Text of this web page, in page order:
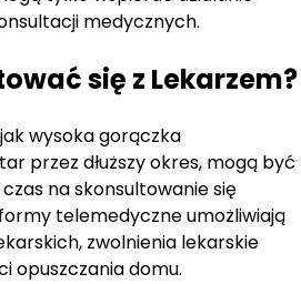
medycznych.
się z Lekarzem?
wysoka gorączka
przez dłuższy okres, mogą być
czas na skonsultowanie się
telemedyczne umożliwiają
zwolnienia lekarskie
opuszczania domu.